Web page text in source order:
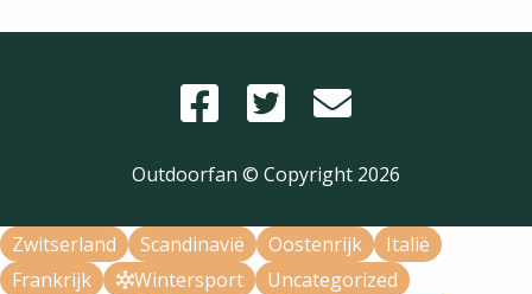
Outdoorfan © Copyright 2026
Zwitserland Scandinavië Oostenrijk
Italië
Frankrijk
Wintersport
Uncategorized